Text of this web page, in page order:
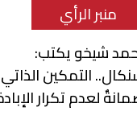
منبر الرأي
شيخو يكتب:
التمكين الذاتي
لعدم تكرار